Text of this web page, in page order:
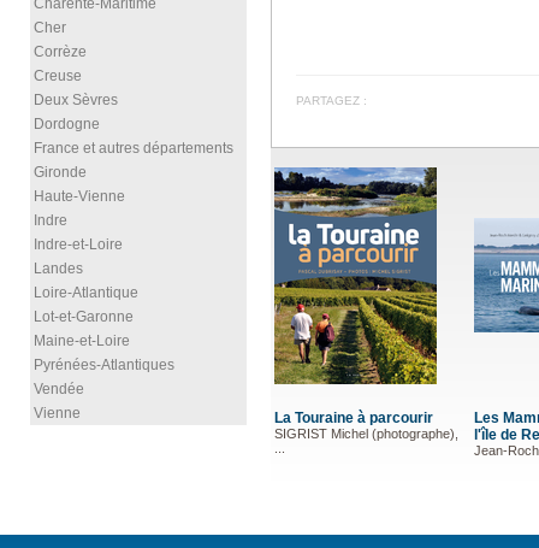
Charente-Maritime
Cher
Corrèze
Creuse
Deux Sèvres
Dordogne
France et autres départements
Gironde
Haute-Vienne
Indre
Indre-et-Loire
Landes
Loire-Atlantique
Lot-et-Garonne
Maine-et-Loire
Pyrénées-Atlantiques
Vendée
Vienne
PARTAGEZ :
La Touraine à parcourir
SIGRIST Michel (photographe),
Les
l'île de
Jean-